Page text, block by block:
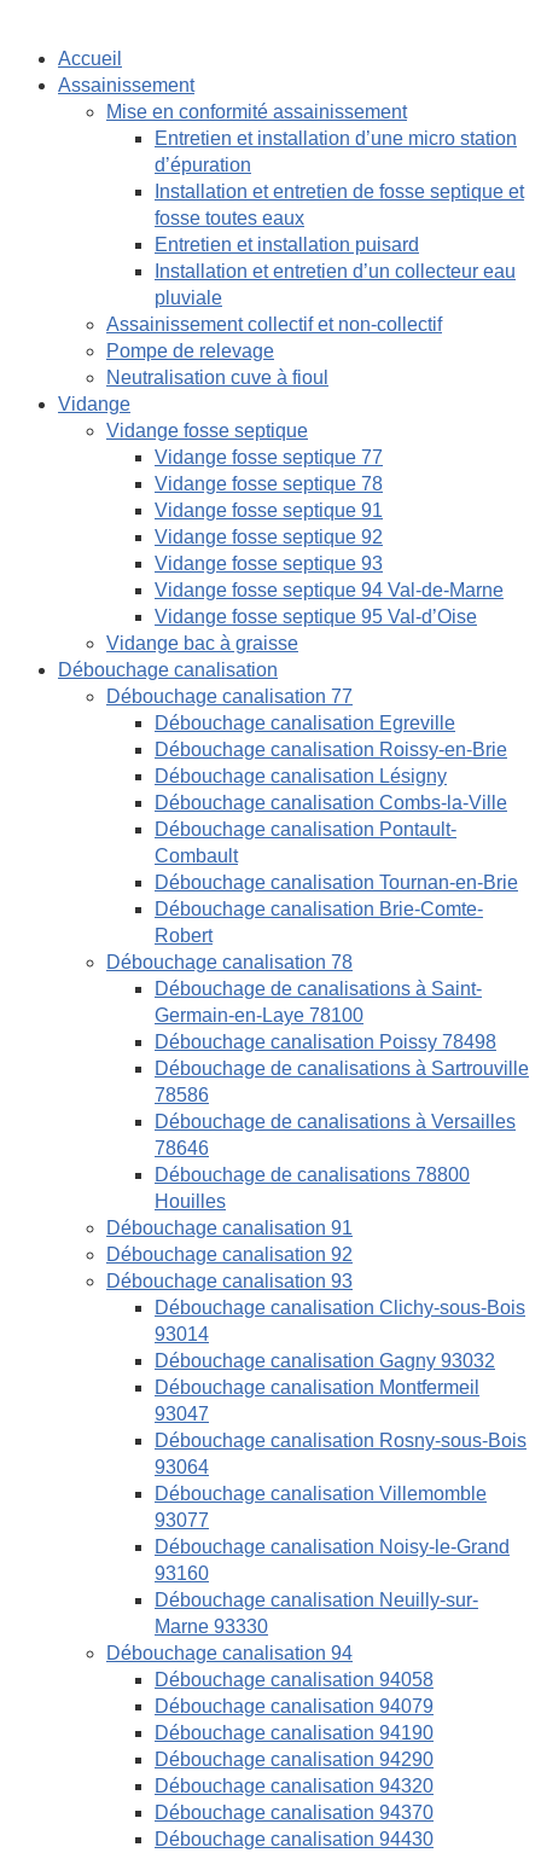
Accueil
Assainissement
Mise en conformité assainissement
Entretien et installation d’une micro station
d’épuration
Installation et entretien de fosse septique et
fosse toutes eaux
Entretien et installation puisard
Installation et entretien d’un collecteur eau
pluviale
Assainissement collectif et non-collectif
Pompe de relevage
Neutralisation cuve à fioul
Vidange
Vidange fosse septique
Vidange fosse septique 77
Vidange fosse septique 78
Vidange fosse septique 91
Vidange fosse septique 92
Vidange fosse septique 93
Vidange fosse septique 94 Val-de-Marne
Vidange fosse septique 95 Val-d’Oise
Vidange bac à graisse
Débouchage canalisation
Débouchage canalisation 77
Débouchage canalisation Egreville
Débouchage canalisation Roissy-en-Brie
Débouchage canalisation Lésigny
Débouchage canalisation Combs-la-Ville
Débouchage canalisation Pontault-
Combault
Débouchage canalisation Tournan-en-Brie
Débouchage canalisation Brie-Comte-
Robert
Débouchage canalisation 78
Débouchage de canalisations à Saint-
Germain-en-Laye 78100
Débouchage canalisation Poissy 78498
Débouchage de canalisations à Sartrouville
78586
Débouchage de canalisations à Versailles
78646
Débouchage de canalisations 78800
Houilles
Débouchage canalisation 91
Débouchage canalisation 92
Débouchage canalisation 93
Débouchage canalisation Clichy-sous-Bois
93014
Débouchage canalisation Gagny 93032
Débouchage canalisation Montfermeil
93047
Débouchage canalisation Rosny-sous-Bois
93064
Débouchage canalisation Villemomble
93077
Débouchage canalisation Noisy-le-Grand
93160
Débouchage canalisation Neuilly-sur-
Marne 93330
Débouchage canalisation 94
Débouchage canalisation 94058
Débouchage canalisation 94079
Débouchage canalisation 94190
Débouchage canalisation 94290
Débouchage canalisation 94320
Débouchage canalisation 94370
Débouchage canalisation 94430